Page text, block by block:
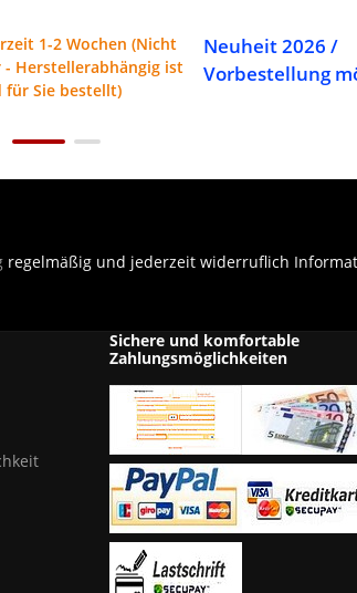
1-2 Wochen (Nicht
- Herstellerabhängig ist
für Sie bestellt)
Neuheit 2026 /
Vorbestellung
Sichere und komfortable
Zahlungsmöglichkeiten
regelmäßig und jederzeit widerruflich